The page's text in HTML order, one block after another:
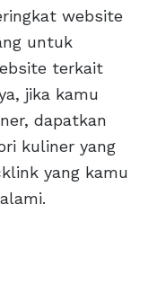
website
untuk
terkait
jika kamu
dapatkan
kuliner yang
yang kamu